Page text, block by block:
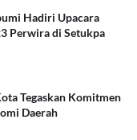
Hadiri Upacara
Perwira di Setukpa
Tegaskan Komitmen
Daerah